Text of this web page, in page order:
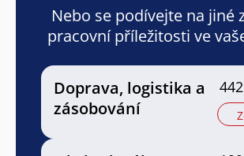
Nebo se podívejte na jiné
pracovní příležitosti ve
Doprava, logistika a
zásobování